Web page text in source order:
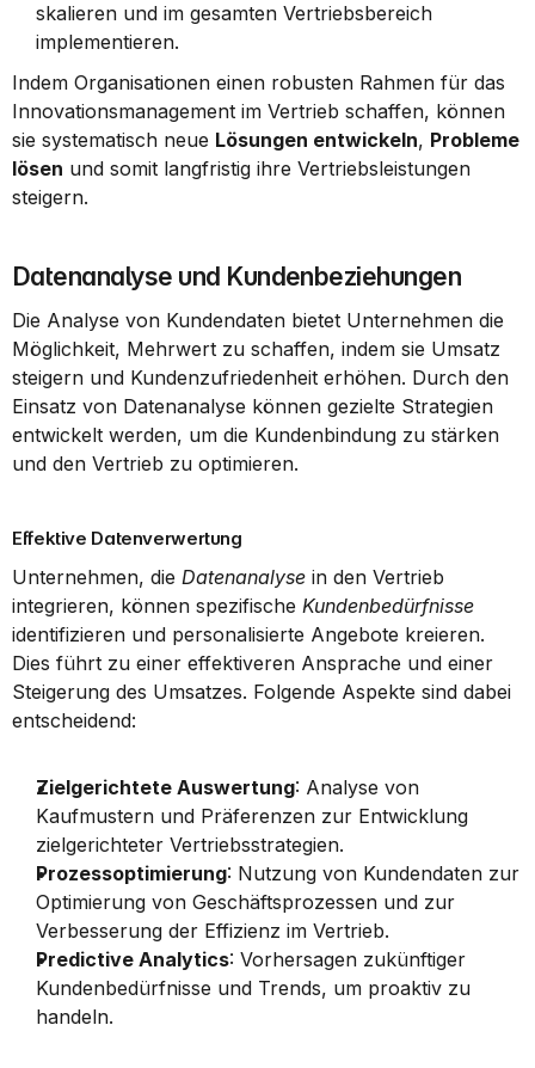
skalieren und im gesamten Vertriebsbereich
implementieren.
Indem Organisationen einen robusten Rahmen für das
Innovationsmanagement im Vertrieb schaffen, können
sie systematisch neue Lösungen entwickeln, Probleme
lösen und somit langfristig ihre Vertriebsleistungen
steigern.
Datenanalyse und Kundenbeziehungen
Die Analyse von Kundendaten bietet Unternehmen die
Möglichkeit, Mehrwert zu schaffen, indem sie Umsatz
steigern und Kundenzufriedenheit erhöhen. Durch den
Einsatz von Datenanalyse können gezielte Strategien
entwickelt werden, um die Kundenbindung zu stärken
und den Vertrieb zu optimieren.
Effektive Datenverwertung
Unternehmen, die Datenanalyse in den Vertrieb
integrieren, können spezifische Kundenbedürfnisse
identifizieren und personalisierte Angebote kreieren.
Dies führt zu einer effektiveren Ansprache und einer
Steigerung des Umsatzes. Folgende Aspekte sind dabei
entscheidend:
Zielgerichtete Auswertung: Analyse von
Kaufmustern und Präferenzen zur Entwicklung
zielgerichteter Vertriebsstrategien.
Prozessoptimierung: Nutzung von Kundendaten zur
Optimierung von Geschäftsprozessen und zur
Verbesserung der Effizienz im Vertrieb.
Predictive Analytics: Vorhersagen zukünftiger
Kundenbedürfnisse und Trends, um proaktiv zu
handeln.